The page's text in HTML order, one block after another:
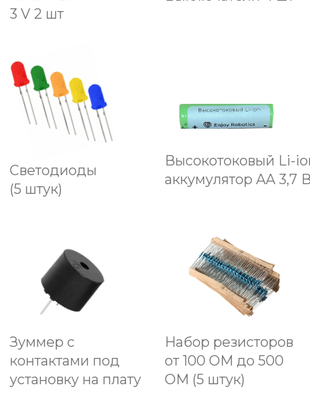
Провод, это проводник,
Электрон пройдет сквозь кожу
Даже насмерть убить может.
Если сильное давление,
По-другому «напряжение»,
Сила тока электронов
Сила тока так опасна,
Не шути ты с ней напрасно,
Представь, что ток и напряжение,
Неразлучные во век.
Не знал, что делать человек!
Бурлит над склонами река
И тока сильное течение
Смывает камни во мгновение.
Всему виной ледник в горах.
От солнца тает снег на «ах»,
По капле он, сливаясь в реку,